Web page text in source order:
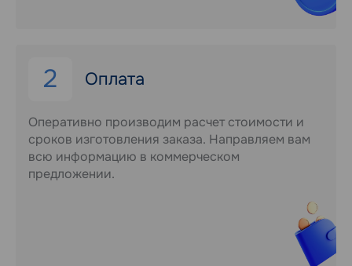
2 Оплата
Оперативно производим расчет стоимости и
сроков изготовления заказа. Направляем вам
всю информацию в коммерческом
предложении.